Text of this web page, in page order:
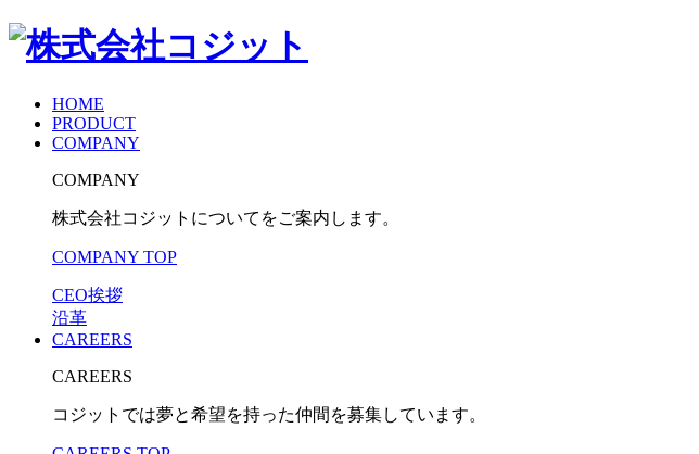
HOME
PRODUCT
COMPANY
COMPANY
株式会社コジットについてをご案内します。
COMPANY TOP
CEO挨拶
沿革
CAREERS
CAREERS
コジットでは夢と希望を持った仲間を募集しています。